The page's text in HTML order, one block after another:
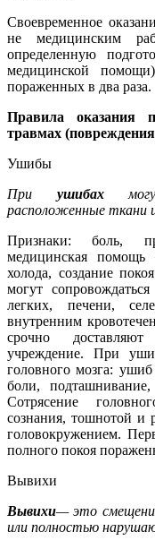
Своевременное
не медицинским
определенную
медицинской
пораженных в два раза.
Правила оказания
травмах
Ушибы
При ушибах
расположенные ткани
Признаки: боль,
медицинская
холода, создание
могут
легких, печени,
внутренним
срочно
учреждение. При
головного мозга:
боли,
Сотрясение
сознания, тошнотой и
головокружением.
полного покоя
Вывихи
Вывихи— это
или полностью